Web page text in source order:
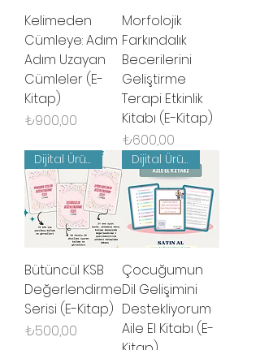
Kelimeden
Cümleye: Adım
Adım Uzayan
Cümleler (E-
Kitap)
Fiyat
₺900,00
Morfolojik
Farkındalık
Becerilerini
Geliştirme
Terapi Etkinlik
Kitabı (E-Kitap)
Fiyat
₺600,00
Dijital Ürün
Bütüncül KSB
Değerlendirme
Serisi (E-Kitap)
Fiyat
₺500,00
Dijital Ürün
Çocuğumun
Dil Gelişimini
Destekliyorum
Aile El Kitabı (E-